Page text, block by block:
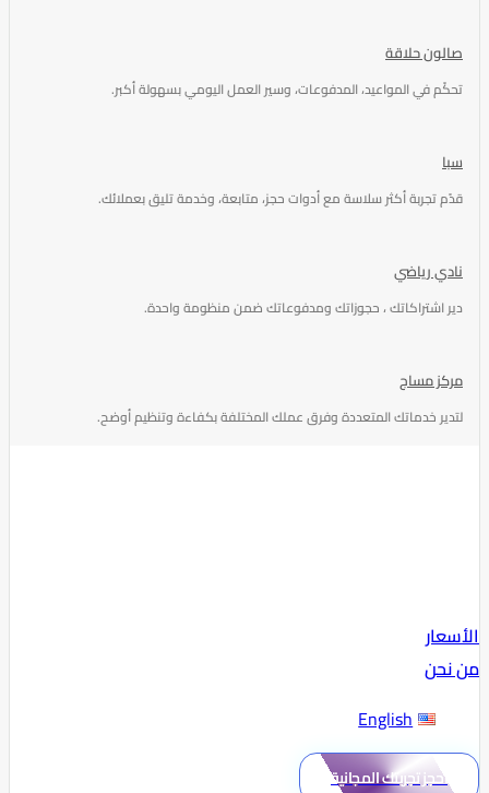
صالون حلاقة
تحكّم في المواعيد، المدفوعات، وسير العمل اليومي بسهولة أكبر.
سبا
قدّم تجربة أكثر سلاسة مع أدوات حجز، متابعة، وخدمة تليق بعملائك.
نادي رياضي
دير اشتراكاتك ، حجوزاتك ومدفوعاتك ضمن منظومة واحدة.
مركز مساج
لتدير خدماتك المتعددة وفرق عملك المختلفة بكفاءة وتنظيم أوضح.
الأسعار
من نحن
English
احجز تجربتك المجانية